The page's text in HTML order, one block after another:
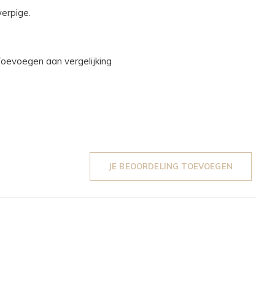
aan vergelijking
JE BEOORDELING TOEVOEGEN